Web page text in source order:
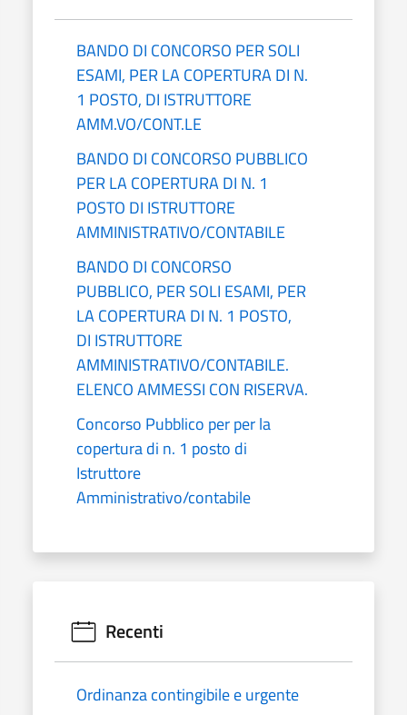
BANDO DI CONCORSO PER SOLI
ESAMI, PER LA COPERTURA DI N.
1 POSTO, DI ISTRUTTORE
AMM.VO/CONT.LE
BANDO DI CONCORSO PUBBLICO
PER LA COPERTURA DI N. 1
POSTO DI ISTRUTTORE
AMMINISTRATIVO/CONTABILE
BANDO DI CONCORSO
PUBBLICO, PER SOLI ESAMI, PER
LA COPERTURA DI N. 1 POSTO,
DI ISTRUTTORE
AMMINISTRATIVO/CONTABILE.
ELENCO AMMESSI CON RISERVA.
Concorso Pubblico per per la
copertura di n. 1 posto di
Istruttore
Amministrativo/contabile
Recenti
Ordinanza contingibile e urgente